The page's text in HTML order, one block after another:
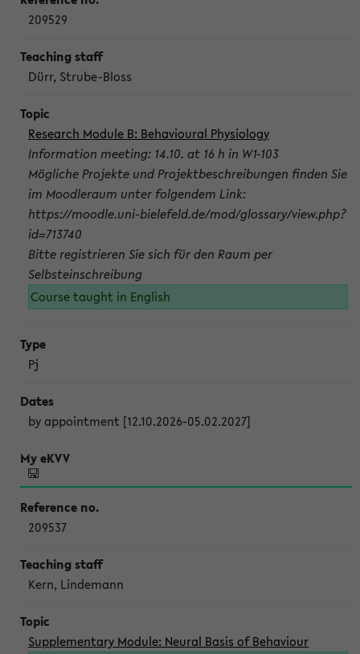
209529
Dürr, Strube-Bloss
Research Module B: Behavioural Physiology
Information meeting: 14.10. at 16 h in W1-103
Mögliche Projekte und Projektbeschreibungen finden Sie
im Moodleraum unter folgendem Link:
https://moodle.uni-bielefeld.de/mod/glossary/view.php?
id=713740
Bitte registrieren Sie sich für den Raum per
Selbsteinschreibung
Course taught in English
Pj
by appointment [12.10.2026-05.02.2027]
209537
Kern, Lindemann
Supplementary Module: Neural Basis of Behaviour